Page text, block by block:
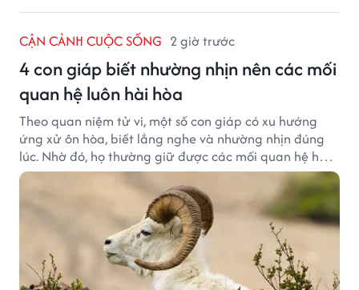
CẬN CẢNH CUỘC SỐNG 2 giờ trước
4 con giáp biết nhường nhịn nên các mối
quan hệ luôn hài hòa
Theo quan niệm tử vi, một số con giáp có xu hướng
ứng xử ôn hòa, biết lắng nghe và nhường nhịn đúng
lúc. Nhờ đó, họ thường giữ được các mối quan hệ hài
hòa và nhận được sự yêu mến từ những người xung